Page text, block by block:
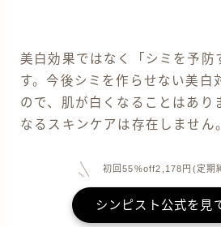
美白効果ではなく「シミを予防
す。今後シミを作らせない美白
ので、肌が白くなることはあり
なるスキンケアは存在しません
初回55%off2,178円(定期
シンピスト公式を見